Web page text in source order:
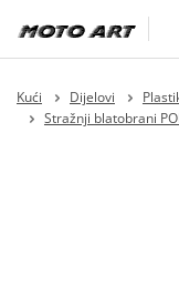
Kući Dijelovi
Stražnji blatobrani